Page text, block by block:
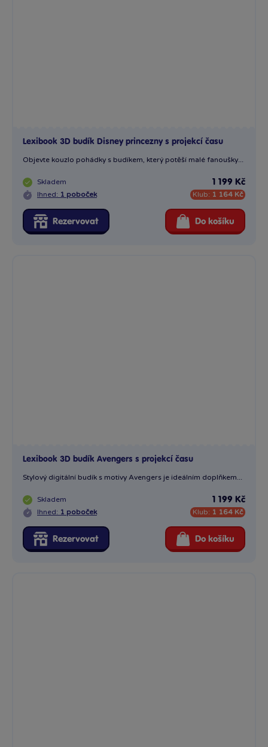
Lexibook 3D budík Disney princezny s projekcí času
Objevte kouzlo pohádky s budíkem, který potěší malé fanoušky...
Skladem
Ihned: 1 poboček
1 199 Kč
Klub: 1 164 Kč
Rezervovat Do košíku
Lexibook 3D budík Avengers s projekcí času
Stylový digitální budík s motivy Avengers je ideálním doplňkem...
Skladem
Ihned: 1 poboček
1 199 Kč
Klub: 1 164 Kč
Rezervovat Do košíku